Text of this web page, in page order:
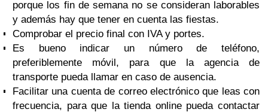
porque los fin de semana no se consideran laborables
y además hay que tener en cuenta las fiestas.
Comprobar el precio final con IVA y portes.
Es bueno indicar un número de teléfono,
preferiblemente móvil, para que la agencia de
transporte pueda llamar en caso de ausencia.
Facilitar una cuenta de correo electrónico que leas con
frecuencia, para que la tienda online pueda contactar